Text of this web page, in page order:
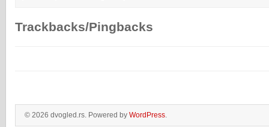
Trackbacks/Pingbacks
© 2026 dvogled.rs. Powered by WordPress.